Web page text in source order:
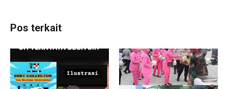
Pos terkait